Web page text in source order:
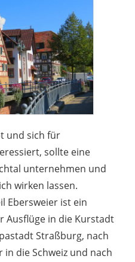
und sich für
sollte eine
unternehmen und
wirken lassen.
Ebersweier ist ein
Ausflüge in die Kurstadt
Straßburg, nach
die Schweiz und nach